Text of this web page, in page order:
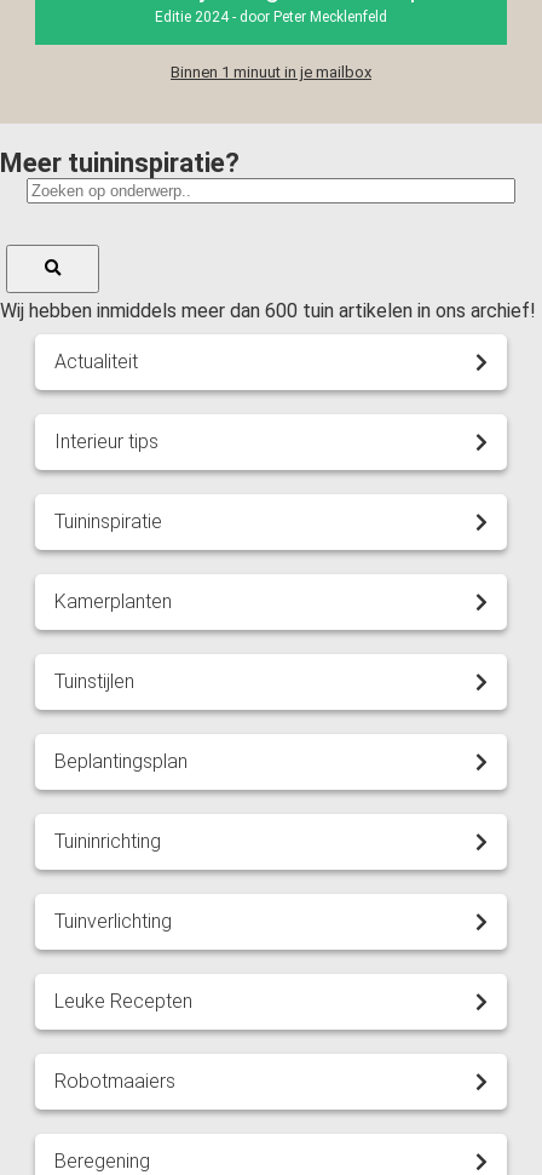
Editie 2024 - door Peter Mecklenfeld
Binnen 1 minuut in je mailbox
Meer tuininspiratie?
Wij hebben inmiddels meer dan 600 tuin artikelen in ons archief!
Actualiteit
Interieur tips
Tuininspiratie
Kamerplanten
Tuinstijlen
Beplantingsplan
Tuininrichting
Tuinverlichting
Leuke Recepten
Robotmaaiers
Beregening